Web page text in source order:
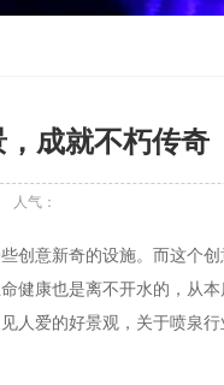
成就不朽传奇
人气：
意新奇的设施。而这个创
健康也是离不开水的，从
人爱的好景观，关于喷泉